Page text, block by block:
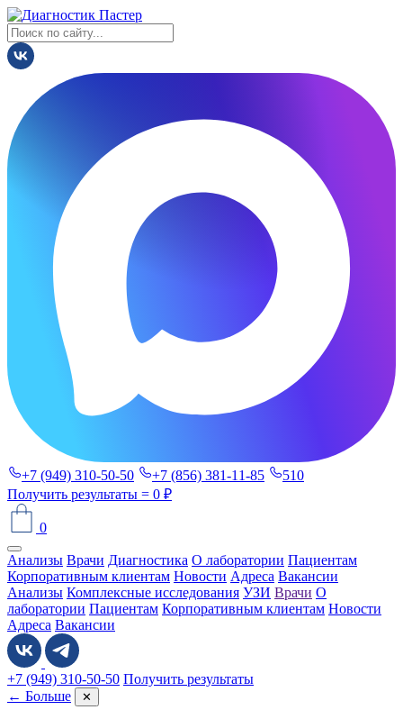
+7 (949) 310-50-50 +7 (856) 381-11-85
510
Получить результаты = 0 ₽
0
Анализы Врачи Диагностика О лаборатории Пациентам
Корпоративным клиентам Новости Адреса Вакансии
Анализы Комплексные исследования УЗИ Врачи О
лаборатории Пациентам Корпоративным клиентам Новости
Адреса Вакансии
+7 (949) 310-50-50 Получить результаты
← Больше
✕